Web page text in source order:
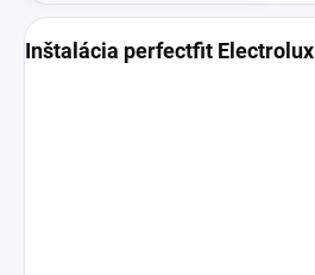
Inštalácia perfectfit Electrolux